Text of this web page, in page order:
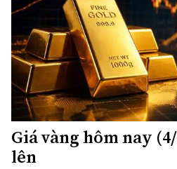
Giá vàng hôm nay
lên